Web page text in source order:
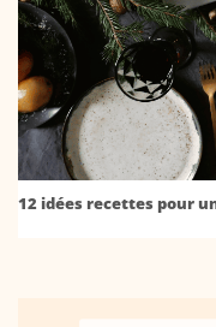
12 idées recettes pour